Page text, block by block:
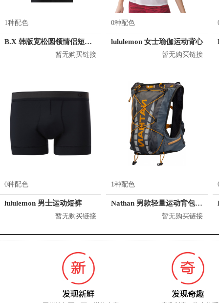
1种配色
B.X 韩版宽松圆领情侣短袖T恤 男女同款 T-6202-002001
暂无购买链接
0种配色
lululemon 女士瑜伽运动背心
暂无购买链接
0种配色
lululemon 男士运动短裤
暂无购买链接
1种配色
Nathan 男款轻量运动背包 4532
暂无购买链接